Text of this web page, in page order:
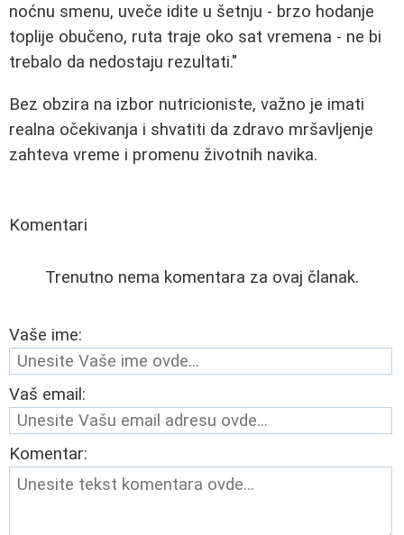
noćnu smenu, uveče idite u šetnju - brzo hodanje
toplije obučeno, ruta traje oko sat vremena - ne bi
trebalo da nedostaju rezultati."
Bez obzira na izbor nutricioniste, važno je imati
realna očekivanja i shvatiti da zdravo mršavljenje
zahteva vreme i promenu životnih navika.
Komentari
Trenutno nema komentara za ovaj članak.
Vaše ime:
Vaš email:
Komentar: